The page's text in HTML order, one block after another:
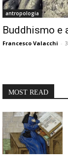
antropologia
Buddhismo e
Francesco Valacchi -
MOST READ